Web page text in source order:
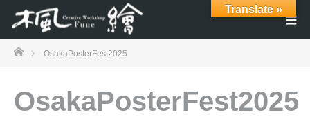
ホームOsakaPosterFest2025
OsakaPosterFest2025
Translate »